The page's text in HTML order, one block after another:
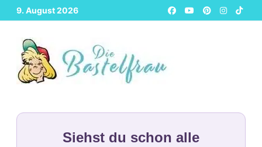
Zurück
zum
Inhalt
9. August 2026
Siehst du schon alle